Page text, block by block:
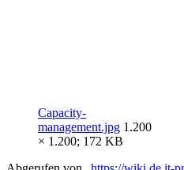
Capacity-
management.jpg 1.200
× 1.200; 172 KB